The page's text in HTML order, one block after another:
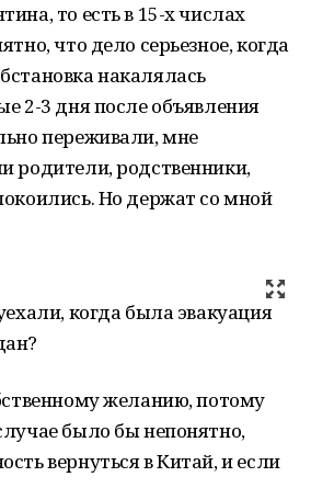
то есть в 15-х числах
что дело серьезное, когда
накалялась
2-3 дня после объявления
переживали, мне
родители, родственники,
Но держат со мной
когда была эвакуация
желанию, потому
было бы непонятно,
вернуться в Китай, и если